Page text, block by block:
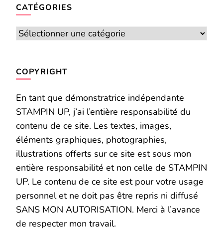
CATÉGORIES
Catégories
COPYRIGHT
En tant que démonstratrice indépendante
STAMPIN UP, j’ai l’entière responsabilité du
contenu de ce site. Les textes, images,
éléments graphiques, photographies,
illustrations offerts sur ce site est sous mon
entière responsabilité et non celle de STAMPIN
UP. Le contenu de ce site est pour votre usage
personnel et ne doit pas être repris ni diffusé
SANS MON AUTORISATION. Merci à l’avance
de respecter mon travail.